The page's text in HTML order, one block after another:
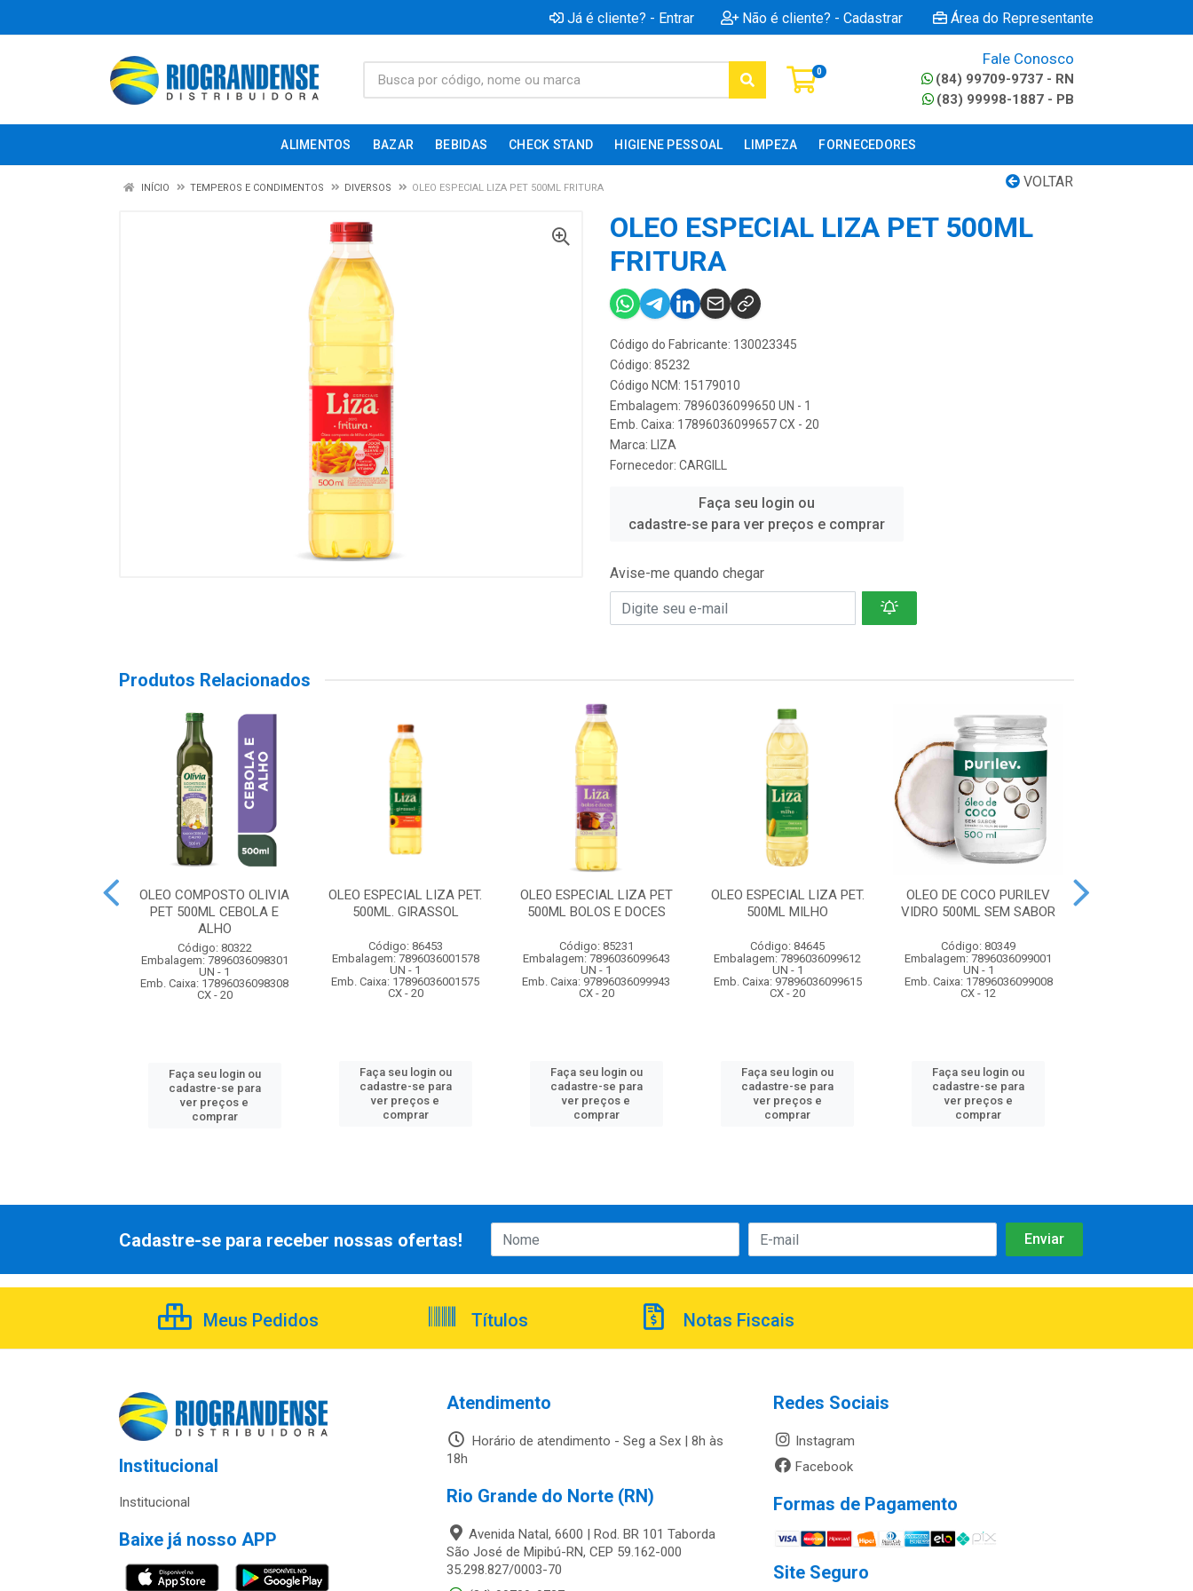
Já é cliente? - Entrar Não é cliente? - Cadastrar Área do Representante
0
Fale Conosco
(84) 99709-9737 - RN
(83) 99998-1887 - PB
ALIMENTOS BAZAR BEBIDAS CHECK STAND HIGIENE PESSOAL LIMPEZA FORNECEDORES
VOLTAR
INÍCIO TEMPEROS E CONDIMENTOS DIVERSOS OLEO ESPECIAL LIZA PET 500ML FRITURA
OLEO ESPECIAL LIZA PET 500ML
FRITURA
Código do Fabricante: 130023345
Código: 85232
Código NCM: 15179010
Embalagem: 7896036099650 UN - 1
Emb. Caixa: 17896036099657 CX - 20
Marca:
LIZA
Fornecedor: CARGILL
Faça seu login ou
cadastre-se para ver preços e comprar
Avise-me quando chegar
Produtos Relacionados
OLEO COMPOSTO OLIVIA
PET 500ML CEBOLA E
ALHO
Código: 80322
Embalagem: 7896036098301
UN - 1
Emb. Caixa: 17896036098308
CX - 20
Faça seu login ou
cadastre-se para
ver preços e
comprar
OLEO ESPECIAL LIZA PET.
500ML. GIRASSOL
Código: 86453
Embalagem: 7896036001578
UN - 1
Emb. Caixa: 17896036001575
CX - 20
Faça seu login ou
cadastre-se para
ver preços e
comprar
OLEO ESPECIAL LIZA PET
500ML BOLOS E DOCES
Código: 85231
Embalagem: 7896036099643
UN - 1
Emb. Caixa: 97896036099943
CX - 20
Faça seu login ou
cadastre-se para
ver preços e
comprar
OLEO ESPECIAL LIZA PET.
500ML MILHO
Código: 84645
Embalagem: 7896036099612
UN - 1
Emb. Caixa: 97896036099615
CX - 20
Faça seu login ou
cadastre-se para
ver preços e
comprar
OLEO DE COCO PURILEV
VIDRO 500ML SEM SABOR
Código: 80349
Embalagem: 7896036099001
UN - 1
Emb. Caixa: 17896036099008
CX - 12
Faça seu login ou
cadastre-se para
ver preços e
comprar
Cadastre-se para receber nossas ofertas!
Meus Pedidos Títulos Notas Fiscais
Institucional
Institucional
Baixe já nosso APP
Atendimento
Horário de atendimento - Seg a Sex | 8h às
18h
Rio Grande do Norte (RN)
Avenida Natal, 6600 | Rod. BR 101 Taborda
São José de Mipibú-RN, CEP 59.162-000
35.298.827/0003-70
Redes Sociais
Instagram
Facebook
Formas de Pagamento
Site Seguro